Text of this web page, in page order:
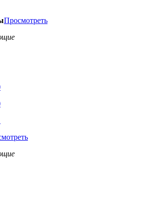
Просмотреть